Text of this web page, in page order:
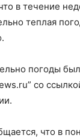
в течение
теплая
погоды
со
что в